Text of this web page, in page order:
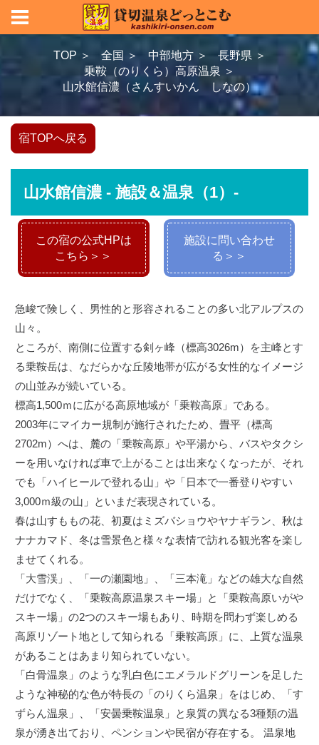
TOP ＞ 全国 ＞ 中部地方 ＞
長野県 ＞
乗鞍（のりくら）高原温泉 ＞
山水館信濃（さんすいかん しなの）
宿TOPへ戻る
山水館信濃 - 施設＆温泉（1）-
この宿の公式HPは
こちら＞＞
施設に問い合わせ
る＞＞
急峻で険しく、男性的と形容されることの多い北アルプスの
山々。
ところが、南側に位置する剣ヶ峰（標高3026m）を主峰とす
る乗鞍岳は、なだらかな丘陵地帯が広がる女性的なイメージ
の山並みが続いている。
標高1,500ｍに広がる高原地域が「乗鞍高原」である。
2003年にマイカー規制が施行されたため、畳平（標高
2702m）へは、麓の「乗鞍高原」や平湯から、バスやタクシ
ーを用いなければ車で上がることは出来なくなったが、それ
でも「ハイヒールで登れる山」や「日本で一番登りやすい
3,000ｍ級の山」といまだ表現されている。
春は山すももの花、初夏はミズバショウやヤナギラン、秋は
ナナカマド、冬は雪景色と様々な表情で訪れる観光客を楽し
ませてくれる。
「大雪渓」、「一の瀬園地」、「三本滝」などの雄大な自然
だけでなく、「乗鞍高原温泉スキー場」と「乗鞍高原いがや
スキー場」の2つのスキー場もあり、時期を問わず楽しめる
高原リゾート地として知られる「乗鞍高原」に、上質な温泉
があることはあまり知られていない。
「白骨温泉」のような乳白色にエメラルドグリーンを足した
ような神秘的な色が特長の「のりくら温泉」をはじめ、「す
ずらん温泉」、「安曇乗鞍温泉」と泉質の異なる3種類の温
泉が湧き出ており、ペンションや民宿が存在する。 温泉地